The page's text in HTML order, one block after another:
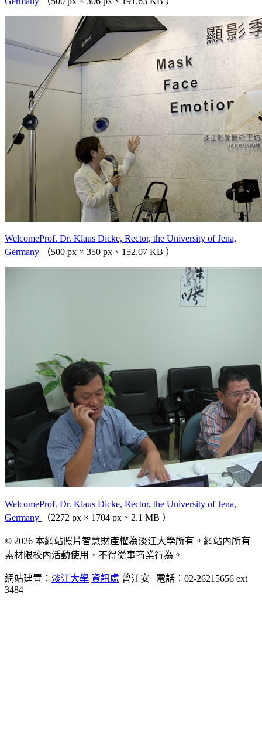
WelcomeProf. Dr. Klaus Dicke, Rector, the University of Jena,
Germany
（500 px × 350 px、152.07 KB ）
WelcomeProf. Dr. Klaus Dicke, Rector, the University of Jena,
Germany
（2272 px × 1704 px、2.1 MB ）
© 2026 本網站照片智慧財產權為淡江大學所有。網站內所有
素材限校內活動使用，不得從事商業行為。
網站建置： 淡江大學 資訊處 曾江安 | 電話：02-26215656 ext
3484